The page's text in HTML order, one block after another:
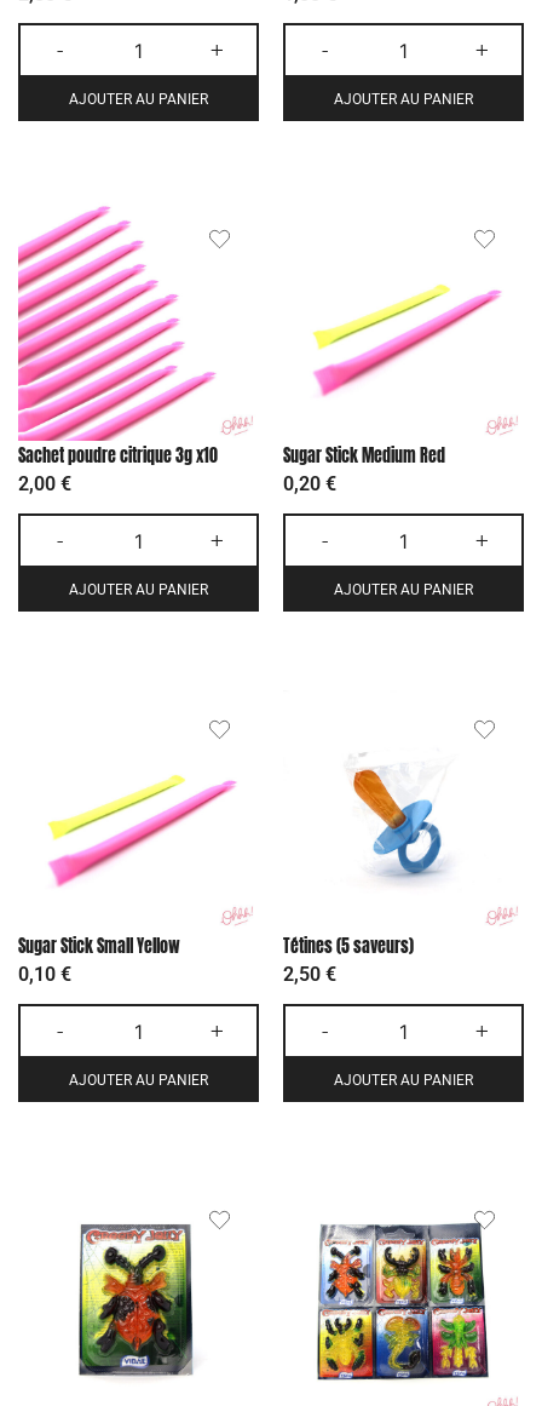
- +
AJOUTER AU PANIER
- +
AJOUTER AU PANIER
Sachet poudre citrique 3g x10
2,00 €
- +
AJOUTER AU PANIER
Sugar Stick Medium Red
0,20 €
- +
AJOUTER AU PANIER
Sugar Stick Small Yellow
0,10 €
- +
AJOUTER AU PANIER
Tétines (5 saveurs)
2,50 €
- +
AJOUTER AU PANIER